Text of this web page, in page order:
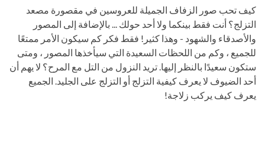
كيف تحب صور الزفاف الجميلة للعروسين في مقصورة مصعد
التزلج؟ أنت فقط بينكما ولا أحد حولك ... بالإضافة إلى المصور
والأصدقاء والشهود - وهذا كثير! فقط فكر كم سيكون الأمر ممتعًا
للجميع ، وكم من اللحظات السعيدة التي سيأخذها المصور ، ومتى
ستكون سعيدًا بالنظر إليها. تريد النزول من التل مع المرح؟ لا يهم أن
أحد الضيوف لا يعرف كيفية التزلج أو التزلج على الجليد. الجميع
يعرف كيف يركب زلاجة!